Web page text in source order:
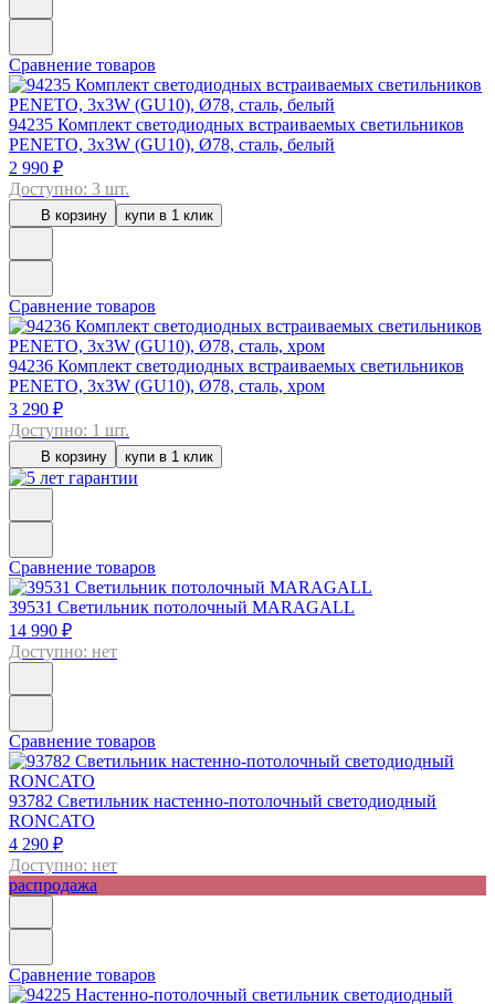
Сравнение товаров
94235 Комплект светодиодных встраиваемых светильников
PENETO, 3x3W (GU10), Ø78, сталь, белый
2 990 ₽
Доступно: 3 шт.
В корзину купи в 1 клик
Сравнение товаров
94236 Комплект светодиодных встраиваемых светильников
PENETO, 3x3W (GU10), Ø78, сталь, хром
3 290 ₽
Доступно: 1 шт.
В корзину купи в 1 клик
Сравнение товаров
39531 Светильник потолочный MARAGALL
14 990 ₽
Доступно: нет
Сравнение товаров
93782 Светильник настенно-потолочный светодиодный
RONCATO
4 290 ₽
Доступно: нет
распродажа
Сравнение товаров